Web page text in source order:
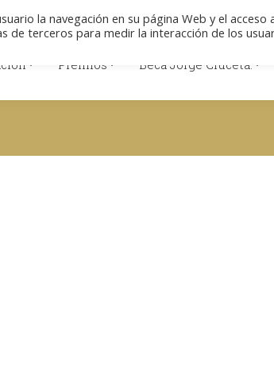
Colabore Descargas Aviso legal
Premios Beca Jorge Cruceta.
la navegación en su página Web y el acceso
de terceros para medir la interacción de los
Premios Beca Jorge Cruceta.